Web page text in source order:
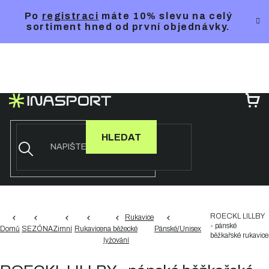
Po registraci máte 10% slevu na celý
sortiment hned od první objednávky.
HLEDAT
Domů SEZÓNAZimní Rukavice
Rukavice
na běžecké
lyžování
Pánské/Unisex
ROECKL LILLBY
- pánské
běžkařské rukavice